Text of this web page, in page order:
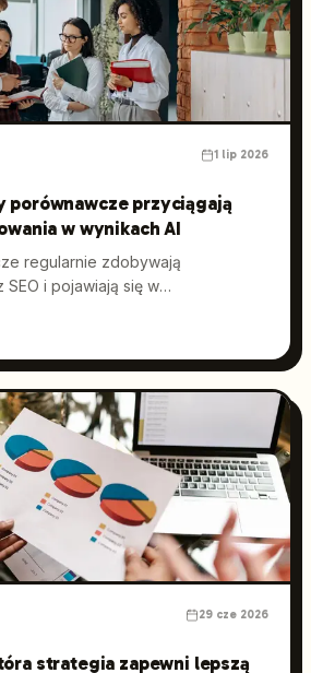
1 lip 2026
porównawcze przyciągają
w wynikach AI
regularnie zdobywają
i pojawiają się w
myślenia osób, które są już
W tym poradniku
porównania i w jaki sposób
treści, które zwiększają widoczność
wynikach wyszukiwania, jak i w
na AI.
29 cze 2026
strategia zapewni lepszą